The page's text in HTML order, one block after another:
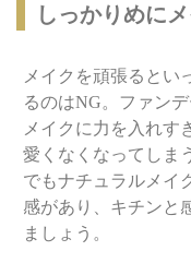
しっかりめに
メイクを頑張るとい
るのはNG。ファン
メイクに力を入れす
愛くなくなってしま
でもナチュラルメイ
感があり、キチンと
ましょう。